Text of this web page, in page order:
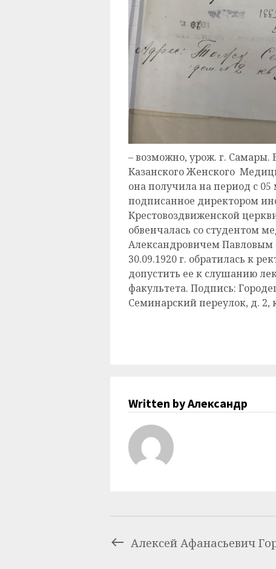
– возможно, урож. г. Самары.
Казанского Женского
она получила на период с 05
подписанное директором
Крестовоздвиженской
обвенчалась со студентом
Александровичем Павловым
30.09.1920 г. обратилась к
допустить ее к слушанию
факультета. Подпись:
Семинарский переулок, д. 2,
Written by Александр
Алексей Афанасьевич